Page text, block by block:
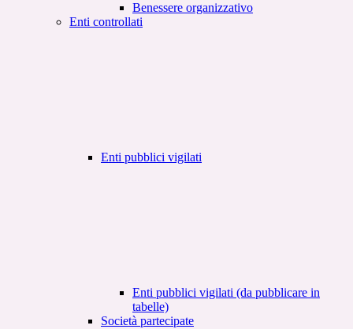
Benessere organizzativo
Enti controllati
Enti pubblici vigilati
Enti pubblici vigilati (da pubblicare in
tabelle)
Società partecipate